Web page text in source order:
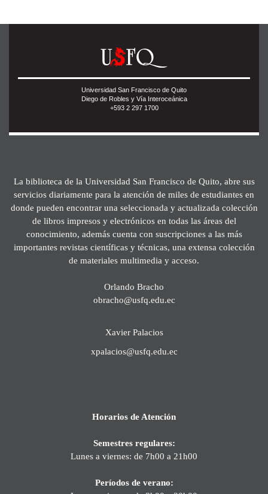
Universidad San Francisco de Quito
Diego de Robles y Vía Interoceánica
+593 2 297 1700
La biblioteca de la Universidad San Francisco de Quito, abre sus
servicios diariamente para la atención de miles de estudiantes en
donde pueden encontrar una seleccionada y actualizada colección
de libros impresos y electrónicos en todas las áreas del
conocimiento, además cuenta con suscripciones a las más
importantes revistas científicas y técnicas, una extensa colección
de materiales multimedia y acceso.
Orlando Bracho
obracho@usfq.edu.ec
Xavier Palacios
xpalacios@usfq.edu.ec
Horarios de Atención
Semestres regulares:
Lunes a viernes: de 7h00 a 21h00
Períodos de verano: